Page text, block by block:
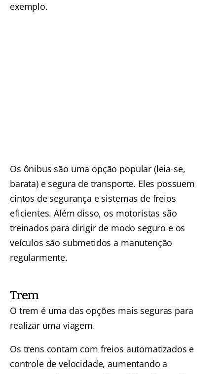
exemplo.
Os ônibus são uma opção popular (leia-se,
barata) e segura de transporte. Eles possuem
cintos de segurança e sistemas de freios
eficientes. Além disso, os motoristas são
treinados para dirigir de modo seguro e os
veículos são submetidos a manutenção
regularmente.
Trem
O trem é uma das opções mais seguras para
realizar uma viagem.
Os trens contam com freios automatizados e
controle de velocidade, aumentando a